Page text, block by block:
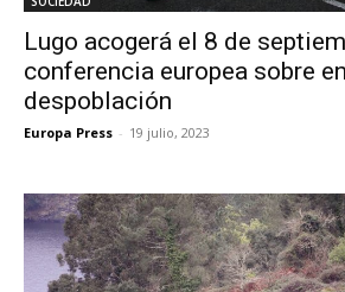
Lugo acogerá el 8 de
conferencia europea sobre
despoblación
Europa Press - 19 julio, 2023